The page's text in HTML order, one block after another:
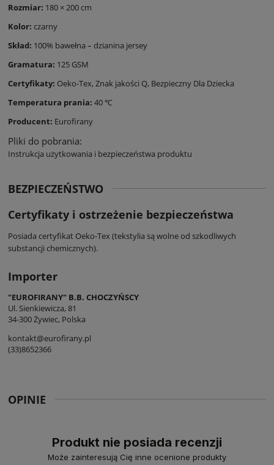
Rozmiar: 180 × 200 cm
Kolor: czarny
Skład: 100% bawełna – dzianina jersey
Gramatura: 125 GSM
Certyfikaty: Oeko-Tex, Znak jakości Q, Bezpieczny Dla Dziecka
Temperatura prania: 40 ℃
Producent: Eurofirany
Pliki do pobrania:
Instrukcja użytkowania i bezpieczeństwa produktu
BEZPIECZEŃSTWO
Certyfikaty i ostrzeżenie bezpieczeństwa
Posiada certyfikat Oeko-Tex (tekstylia są wolne od szkodliwych
substancji chemicznych).
Importer
"EUROFIRANY" B.B. CHOCZYŃSCY
Ul. Sienkiewicza, 81
34-300 Żywiec, Polska
kontakt@eurofirany.pl
(33)8652366
OPINIE
Produkt nie posiada recenzji
Może zainteresują Cię inne ocenione produkty